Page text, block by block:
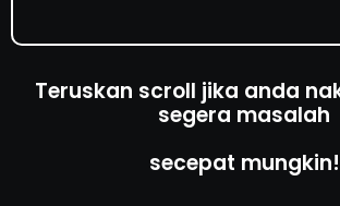
Teruskan scroll jika anda
segera masalah
secepat mungkin!